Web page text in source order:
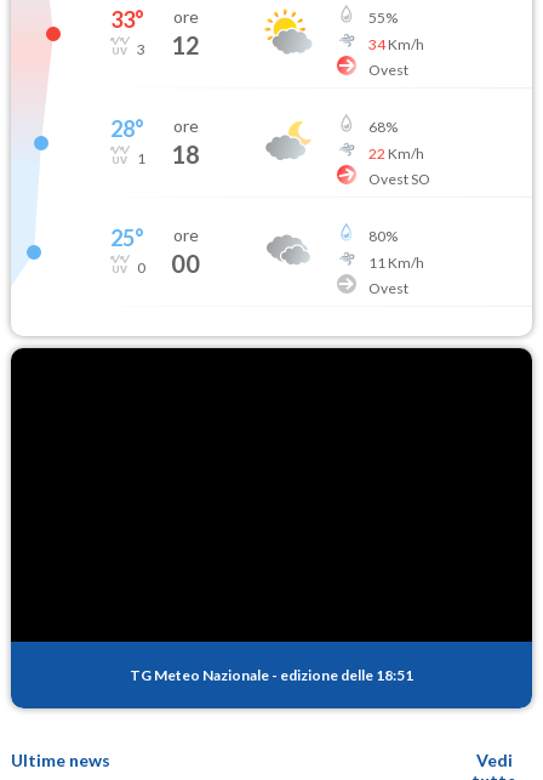
33°
3
ore
12
55%
34Km/h
Ovest
28°
1
ore
18
68%
22 Km/h
Ovest SO
25°
0
ore
00
80%
11 Km/h
Ovest
TG Meteo Nazionale - edizione delle 18:51
Ultime news
Vedi